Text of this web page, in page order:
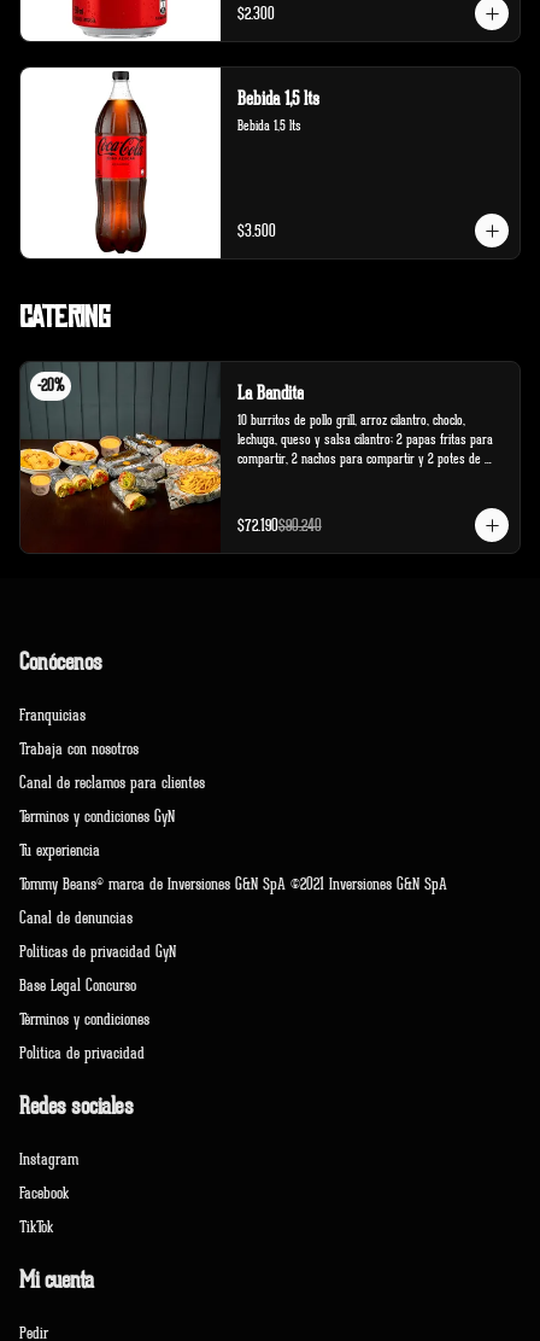
$2.300
Bebida 1,5 lts
Bebida 1,5 lts
$3.500
Catering
-20% La Bandita
10 burritos de pollo grill, arroz cilantro, choclo,
lechuga, queso y salsa cilantro; 2 papas fritas para
compartir, 2 nachos para compartir y 2 potes de
$72.190$90.240
Conócenos
Franquicias
Trabaja con nosotros
Canal de reclamos para clientes
Terminos y condiciones GyN
Tu experiencia
Tommy Beans® marca de Inversiones G&N SpA ©2021 Inversiones G&N SpA
Canal de denuncias
Políticas de privacidad GyN
Base Legal Concurso
Términos y condiciones
Política de privacidad
Redes sociales
Instagram
Facebook
TikTok
Mi cuenta
Pedir